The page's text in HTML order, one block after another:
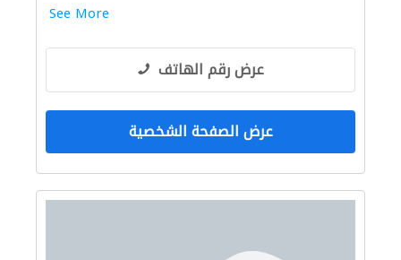
See More
عرض رقم الهاتف
عرض الصفحة الشخصية